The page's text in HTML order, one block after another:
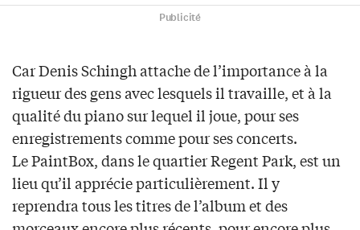
Publicité
Car Denis Schingh attache de l’importance à la
rigueur des gens avec lesquels il travaille, et à la
qualité du piano sur lequel il joue, pour ses
enregistrements comme pour ses concerts.
Le PaintBox, dans le quartier Regent Park, est un
lieu qu’il apprécie particulièrement. Il y
reprendra tous les titres de l’album et des